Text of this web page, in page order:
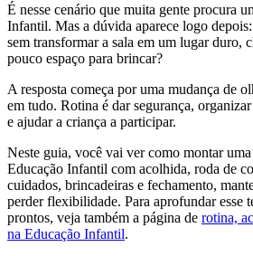
É nesse cenário que muita gente procura
Infantil. Mas a dúvida aparece logo
sem transformar a sala em um lugar duro,
pouco espaço para brincar?
A resposta começa por uma mudança de
em tudo. Rotina é dar segurança,
e ajudar a criança a participar.
Neste guia, você vai ver como montar
Educação Infantil com acolhida, roda de
cuidados, brincadeiras e fechamento,
perder flexibilidade. Para aprofundar esse
prontos, veja também a página de rotina,
na Educação Infantil.